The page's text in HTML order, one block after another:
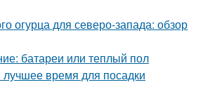
огурца для северо-запада: обзор
батареи или теплый пол
время для посадки